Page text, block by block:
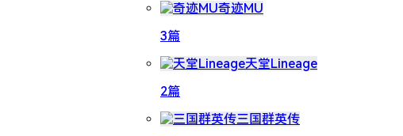
奇迹MU
3篇
天堂Lineage
2篇
三国群英传